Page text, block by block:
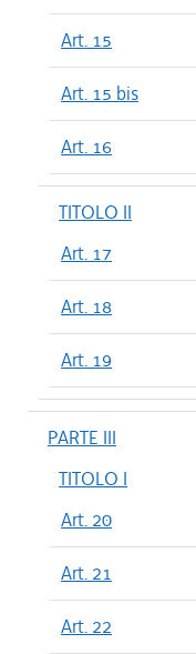
Art. 15
Art. 15 bis
Art. 16
TITOLO II
Art. 17
Art. 18
Art. 19
PARTE III
TITOLO I
Art. 20
Art. 21
Art. 22